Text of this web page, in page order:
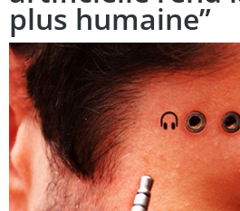
plus humaine”